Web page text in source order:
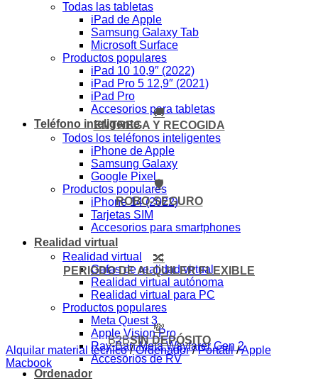
Todas las tabletas
iPad de Apple
Samsung Galaxy Tab
Microsoft Surface
Productos populares
iPad 10 10,9″ (2022)
iPad Pro 5 12,9″ (2021)
iPad Pro
Accesorios para tabletas
Teléfono inteligente
Todos los teléfonos inteligentes
iPhone de Apple
Samsung Galaxy
Google Pixel
Productos populares
iPhone 14 (2022)
Tarjetas SIM
Accesorios para smartphones
Realidad virtual
Realidad virtual
Gafas de realidad virtual
Realidad virtual autónoma
Realidad virtual para PC
Productos populares
Meta Quest 3
Apple Vision Pro
Ray-Ban Meta Wayfarer Gen 2
Accesorios de RV
Ordenador
🚚
ENTREGA Y RECOGIDA
🛡️
ROBO-SEGURO
🔀
PERIODO DE ALQUILER FLEXIBLE
💸
B2BSIN DEPÓSITO
Alquilar material técnico / Ordenador / Portátil /Apple
Macbook